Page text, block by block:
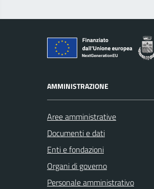
AMMINISTRAZIONE
Aree amministrative
Documenti e dati
Enti e fondazioni
Organi di governo
Personale amministrativo